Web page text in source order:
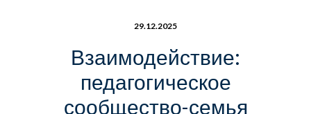
29.12.2025
Взаимодействие:
педагогическое
сообщество-семья